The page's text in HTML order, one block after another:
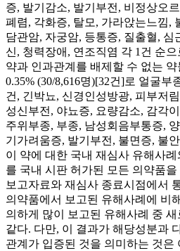
증, 발기감소, 발기부전, 비정상오
폐렴, 각화증, 탈모, 가라앉는느낌,
담관암, 자궁암, 등통증, 질출혈, 심
신, 청력장애, 연조직염 각 1건 순으
약과 인과관계를 배제할 수 없는
0.35% (30/8,616명)[32건]로 얼굴부
건, 긴박뇨, 신경인성방광, 피부저
성신부전, 야뇨증, 요량감소, 감각
주위부종, 부종, 남성회음부통증,
기가려움증, 발기부전, 불면증, 불
이 약에 대한 국내 재심사 유해사
를 국내 시판 허가된 모든 의약품
보고자료와 재심사 종료시점에서
의약품에서 보고된 유해사례에 비
의하게 많이 보고된 유해사례 중
같다. 다만, 이 결과가 해당성분과
관계가 입증된 것을 의미하는 것은